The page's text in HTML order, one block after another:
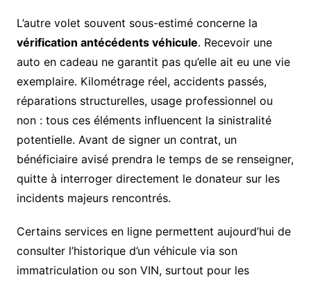
L’autre volet souvent sous-estimé concerne la
vérification antécédents véhicule. Recevoir une
auto en cadeau ne garantit pas qu’elle ait eu une vie
exemplaire. Kilométrage réel, accidents passés,
réparations structurelles, usage professionnel ou
non : tous ces éléments influencent la sinistralité
potentielle. Avant de signer un contrat, un
bénéficiaire avisé prendra le temps de se renseigner,
quitte à interroger directement le donateur sur les
incidents majeurs rencontrés.
Certains services en ligne permettent aujourd’hui de
consulter l’historique d’un véhicule via son
immatriculation ou son VIN, surtout pour les